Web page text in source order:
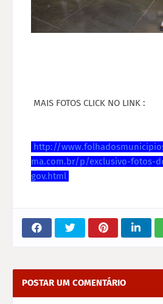
MAIS FOTOS CLICK NO LINK :
http://
ma.com.br/p/exclusivo-fotos-
gov.html
POSTAR UM COMENTÁRIO